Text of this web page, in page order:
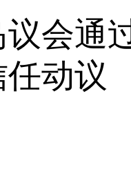
会通
动议